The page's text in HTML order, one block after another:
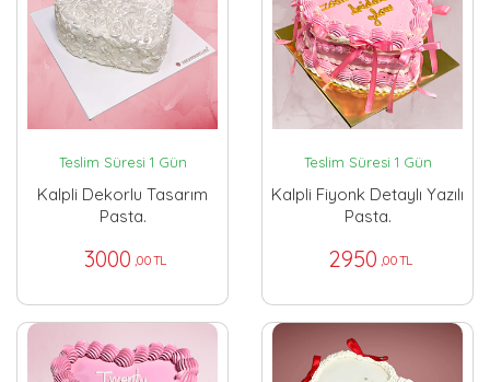
Teslim Süresi 1 Gün
Kalpli Dekorlu Tasarım
Pasta.
3000 ,00 TL
Teslim Süresi 1 Gün
Kalpli Fiyonk Detaylı Yazılı
Pasta.
2950 ,00 TL